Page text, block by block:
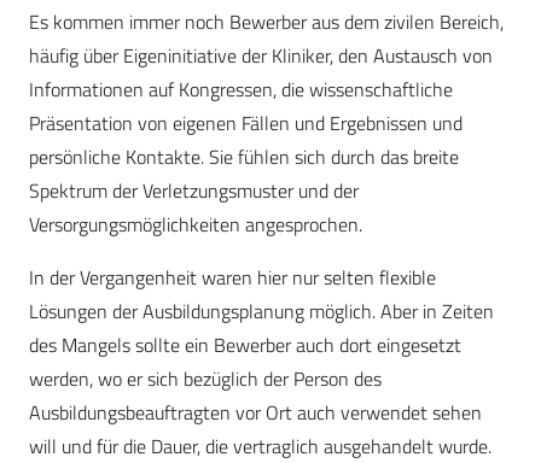
Es kommen immer noch Bewerber aus dem zivilen Bereich,
häufig über Eigeninitiative der Kliniker, den Austausch von
Informationen auf Kongressen, die wissenschaftliche
Präsentation von eigenen Fällen und Ergebnissen und
persönliche Kontakte. Sie fühlen sich durch das breite
Spektrum der Verletzungsmuster und der
Versorgungsmöglichkeiten angesprochen.
In der Vergangenheit waren hier nur selten flexible
Lösungen der Ausbildungsplanung möglich. Aber in Zeiten
des Mangels sollte ein Bewerber auch dort eingesetzt
werden, wo er sich bezüglich der Person des
Ausbildungsbeauftragten vor Ort auch verwendet sehen
will und für die Dauer, die vertraglich ausgehandelt wurde.